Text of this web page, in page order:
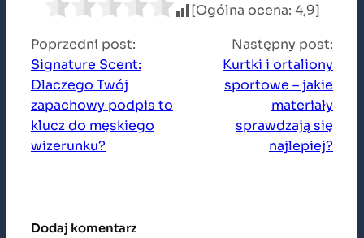
[Ogólna ocena: 4,9]
Poprzedni post:
Signature Scent:
Dlaczego Twój
zapachowy podpis to
klucz do męskiego
wizerunku?
Następny post:
Kurtki i ortaliony
sportowe – jakie
materiały
sprawdzają się
najlepiej?
Dodaj komentarz